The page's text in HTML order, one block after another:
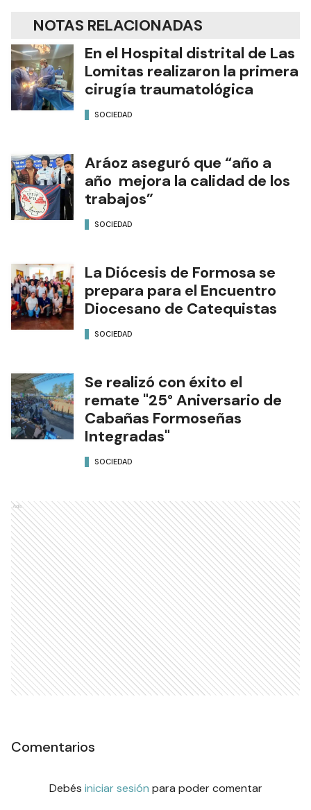
NOTAS RELACIONADAS
En el Hospital distrital de Las
Lomitas realizaron la primera
cirugía traumatológica
SOCIEDAD
Aráoz aseguró que “año a
año mejora la calidad de los
trabajos”
SOCIEDAD
La Diócesis de Formosa se
prepara para el Encuentro
Diocesano de Catequistas
SOCIEDAD
Se realizó con éxito el
remate "25° Aniversario de
Cabañas Formoseñas
Integradas"
SOCIEDAD
Ads
Comentarios
Debés iniciar sesión para poder comentar